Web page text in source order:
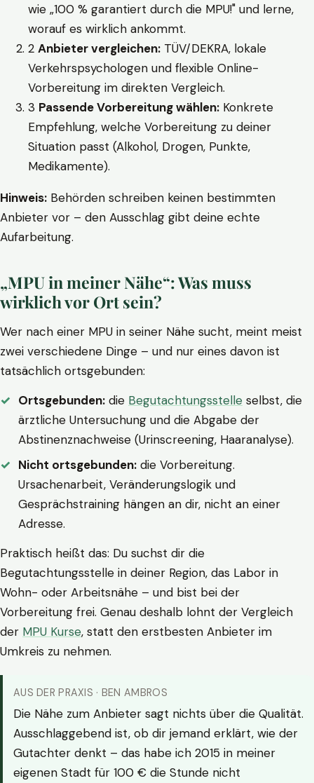
wie „100 % garantiert durch die MPU!" und lerne,
worauf es wirklich ankommt.
2 Anbieter vergleichen: TÜV/DEKRA, lokale
Verkehrspsychologen und flexible Online-
Vorbereitung im direkten Vergleich.
3 Passende Vorbereitung wählen: Konkrete
Empfehlung, welche Vorbereitung zu deiner
Situation passt (Alkohol, Drogen, Punkte,
Medikamente).
Hinweis: Behörden schreiben keinen bestimmten
Anbieter vor – den Ausschlag gibt deine echte
Aufarbeitung.
„MPU in meiner Nähe“: Was muss
wirklich vor Ort sein?
Wer nach einer MPU in seiner Nähe sucht, meint meist
zwei verschiedene Dinge – und nur eines davon ist
tatsächlich ortsgebunden:
Ortsgebunden: die Begutachtungsstelle selbst, die
ärztliche Untersuchung und die Abgabe der
Abstinenznachweise (Urinscreening, Haaranalyse).
Nicht ortsgebunden: die Vorbereitung.
Ursachenarbeit, Veränderungslogik und
Gesprächstraining hängen an dir, nicht an einer
Adresse.
Praktisch heißt das: Du suchst dir die
Begutachtungsstelle in deiner Region, das Labor in
Wohn- oder Arbeitsnähe – und bist bei der
Vorbereitung frei. Genau deshalb lohnt der Vergleich
der MPU Kurse, statt den erstbesten Anbieter im
Umkreis zu nehmen.
AUS DER PRAXIS · BEN AMBROS
Die Nähe zum Anbieter sagt nichts über die Qualität.
Ausschlaggebend ist, ob dir jemand erklärt, wie der
Gutachter denkt – das habe ich 2015 in meiner
eigenen Stadt für 100 € die Stunde nicht